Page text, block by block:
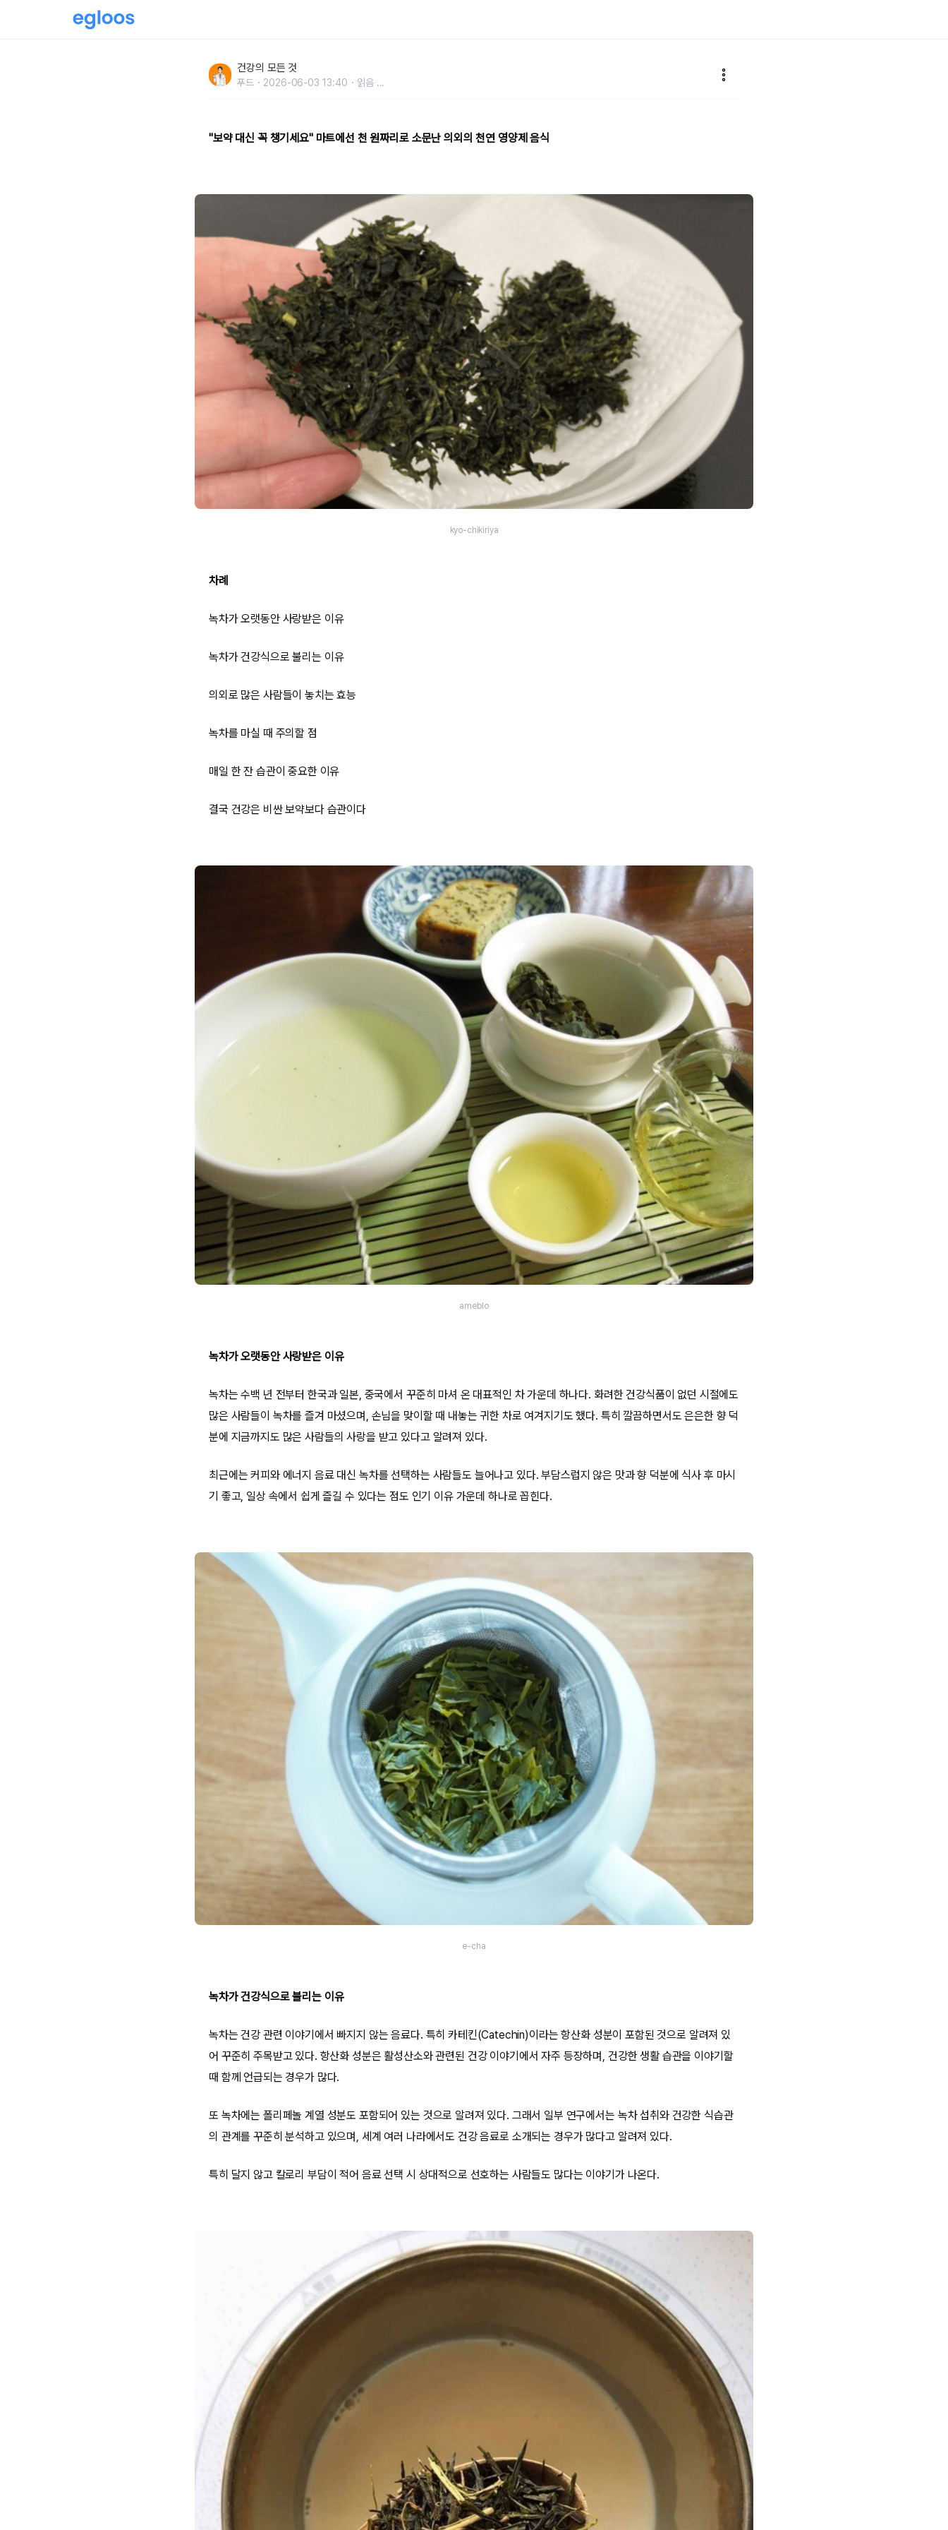
건강의 모든 것
푸드 2026-06-03 13:40 읽음 ...
"보약 대신 꼭 챙기세요" 마트에선 천 원짜리로 소문난 의외의 천연 영양제 음식
kyo-chikiriya
차례
녹차가 오랫동안 사랑받은 이유
녹차가 건강식으로 불리는 이유
의외로 많은 사람들이 놓치는 효능
녹차를 마실 때 주의할 점
매일 한 잔 습관이 중요한 이유
결국 건강은 비싼 보약보다 습관이다
ameblo
녹차가 오랫동안 사랑받은 이유
녹차는 수백 년 전부터 한국과 일본, 중국에서 꾸준히 마셔 온 대표적인 차 가운데 하나다. 화려한 건강식품이 없던 시절에도
많은 사람들이 녹차를 즐겨 마셨으며, 손님을 맞이할 때 내놓는 귀한 차로 여겨지기도 했다. 특히 깔끔하면서도 은은한 향 덕
분에 지금까지도 많은 사람들의 사랑을 받고 있다고 알려져 있다.
최근에는 커피와 에너지 음료 대신 녹차를 선택하는 사람들도 늘어나고 있다. 부담스럽지 않은 맛과 향 덕분에 식사 후 마시
기 좋고, 일상 속에서 쉽게 즐길 수 있다는 점도 인기 이유 가운데 하나로 꼽힌다.
e-cha
녹차가 건강식으로 불리는 이유
녹차는 건강 관련 이야기에서 빠지지 않는 음료다. 특히 카테킨(Catechin)이라는 항산화 성분이 포함된 것으로 알려져 있
어 꾸준히 주목받고 있다. 항산화 성분은 활성산소와 관련된 건강 이야기에서 자주 등장하며, 건강한 생활 습관을 이야기할
때 함께 언급되는 경우가 많다.
또 녹차에는 폴리페놀 계열 성분도 포함되어 있는 것으로 알려져 있다. 그래서 일부 연구에서는 녹차 섭취와 건강한 식습관
의 관계를 꾸준히 분석하고 있으며, 세계 여러 나라에서도 건강 음료로 소개되는 경우가 많다고 알려져 있다.
특히 달지 않고 칼로리 부담이 적어 음료 선택 시 상대적으로 선호하는 사람들도 많다는 이야기가 나온다.